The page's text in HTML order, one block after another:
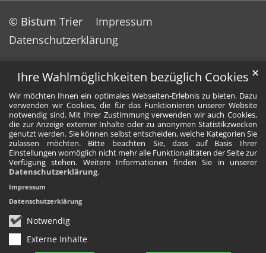
Ihre Wahlmöglichkeiten bezüglich Cookies
Wir möchten Ihnen ein optimales Webseiten-Erlebnis zu bieten. Dazu
verwenden wir Cookies, die für das Funktionieren unserer Website
notwendig sind. Mit Ihrer Zustimmung verwenden wir auch Cookies,
die zur Anzeige externer Inhalte oder zu anonymen Statistikzwecken
genutzt werden. Sie können selbst entscheiden, welche Kategorien Sie
zulassen möchten. Bitte beachten Sie, dass auf Basis Ihrer
Einstellungen womöglich nicht mehr alle Funktionalitäten der Seite zur
Verfügung stehen. Weitere Informationen finden Sie in unserer
Datenschutzerklärung.
Notwendig
Externe Inhalte
✕
Impressum
Datenschutzerklärung
© Bistum Trier
Impressum
Datenschutzerklärung